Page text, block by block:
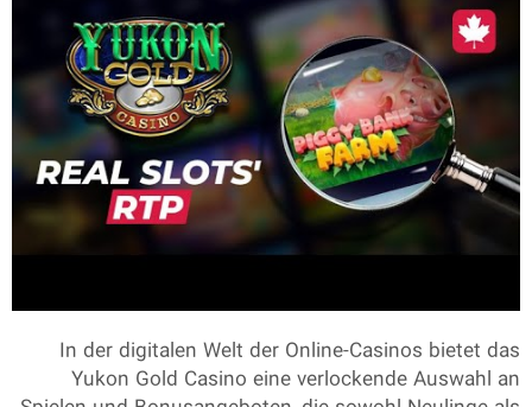
In der digitalen Welt der Online-Casinos bietet das
Yukon Gold Casinoeine verlockende Auswahl an